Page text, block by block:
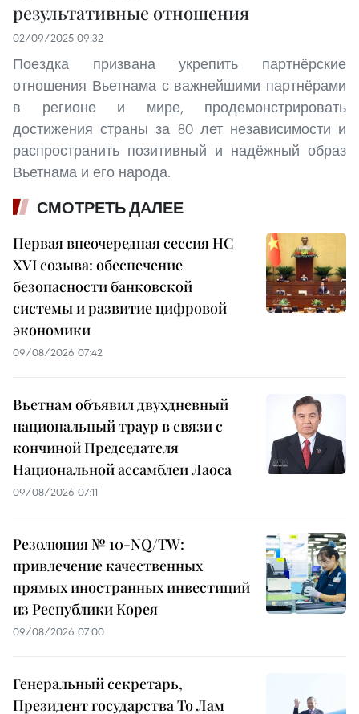
результативные отношения
02/09/2025 09:32
Поездка призвана укрепить партнёрские
отношения Вьетнама с важнейшими партнёрами
в регионе и мире, продемонстрировать
достижения страны за 80 лет независимости и
распространить позитивный и надёжный образ
Вьетнама и его народа.
СМОТРЕТЬ ДАЛЕЕ
Первая внеочередная сессия НС
XVI созыва: обеспечение
безопасности банковской
системы и развитие цифровой
экономики
09/08/2026 07:42
Вьетнам объявил двухдневный
национальный траур в связи с
кончиной Председателя
Национальной ассамблеи Лаоса
09/08/2026 07:11
Резолюция № 10-NQ/TW:
привлечение качественных
прямых иностранных инвестиций
из Республики Корея
09/08/2026 07:00
Генеральный секретарь,
Президент государства То Лам